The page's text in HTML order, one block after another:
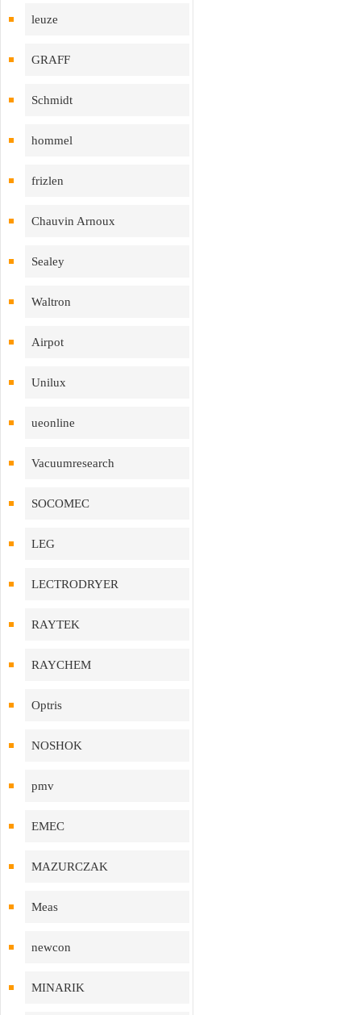
leuze
GRAFF
Schmidt
hommel
frizlen
Chauvin Arnoux
Sealey
Waltron
Airpot
Unilux
ueonline
Vacuumresearch
SOCOMEC
LEG
LECTRODRYER
RAYTEK
RAYCHEM
Optris
NOSHOK
pmv
EMEC
MAZURCZAK
Meas
newcon
MINARIK